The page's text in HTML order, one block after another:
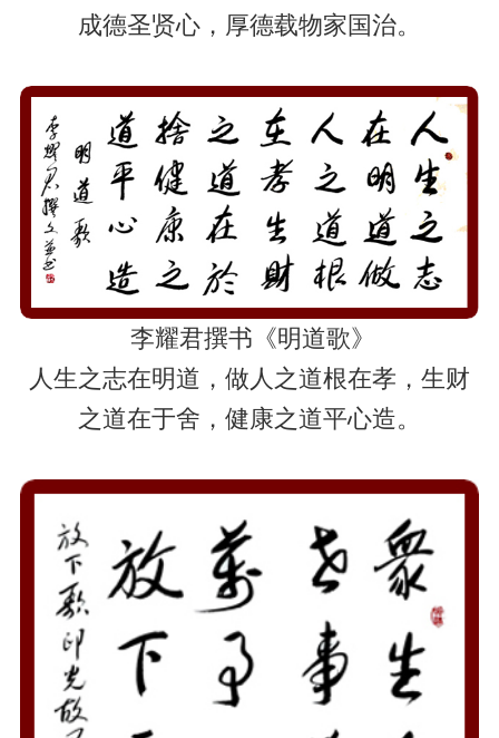
成德圣贤心，厚德载物家国治。
李耀君撰书《明道歌》
人生之志在明道，做人之道根在孝，生财
之道在于舍，健康之道平心造。